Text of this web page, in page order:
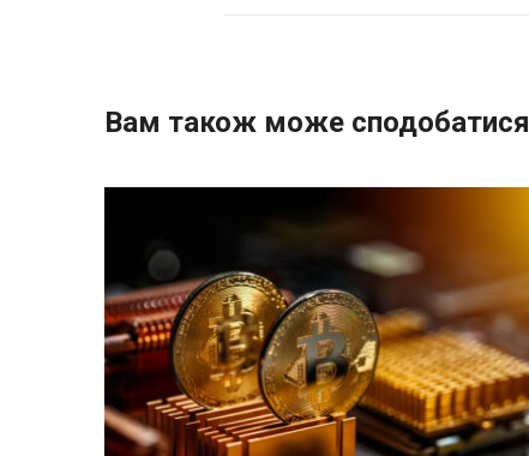
Вам також може сподобатися